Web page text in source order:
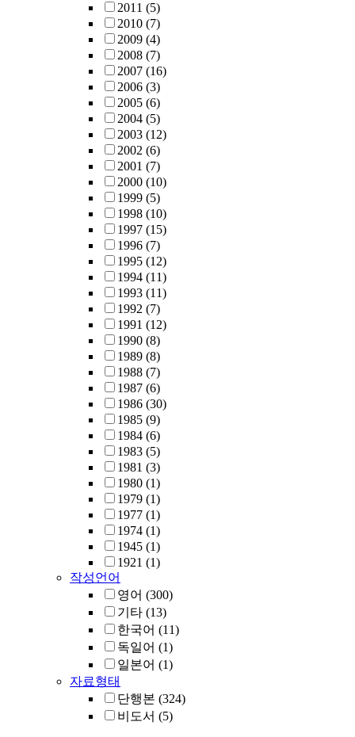
2011 (5)
2010 (7)
2009 (4)
2008 (7)
2007 (16)
2006 (3)
2005 (6)
2004 (5)
2003 (12)
2002 (6)
2001 (7)
2000 (10)
1999 (5)
1998 (10)
1997 (15)
1996 (7)
1995 (12)
1994 (11)
1993 (11)
1992 (7)
1991 (12)
1990 (8)
1989 (8)
1988 (7)
1987 (6)
1986 (30)
1985 (9)
1984 (6)
1983 (5)
1981 (3)
1980 (1)
1979 (1)
1977 (1)
1974 (1)
1945 (1)
1921 (1)
작성언어
영어 (300)
기타 (13)
한국어 (11)
독일어 (1)
일본어 (1)
자료형태
단행본 (324)
비도서 (5)